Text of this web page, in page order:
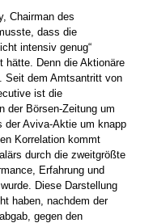
Chairman des
dass die
intensiv genug“
hätte. Denn die Aktionäre
Seit dem Amtsantritt von
ist die
der Börsen-Zeitung um
der Aviva-Aktie um knapp
Korrelation kommt
durch die zweitgrößte
Erfahrung und
Diese Darstellung
haben, nachdem der
gegen den